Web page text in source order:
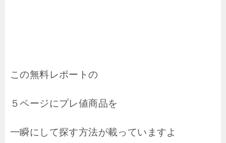
この無料レポートの
５ページにプレ値商品を
一瞬にして探す方法が載っていますよ